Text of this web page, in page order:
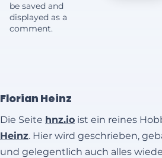
be saved and
displayed as a
comment.
Florian Heinz
Die Seite hnz.io ist ein reines
Heinz. Hier wird geschrieben,
und gelegentlich auch alles